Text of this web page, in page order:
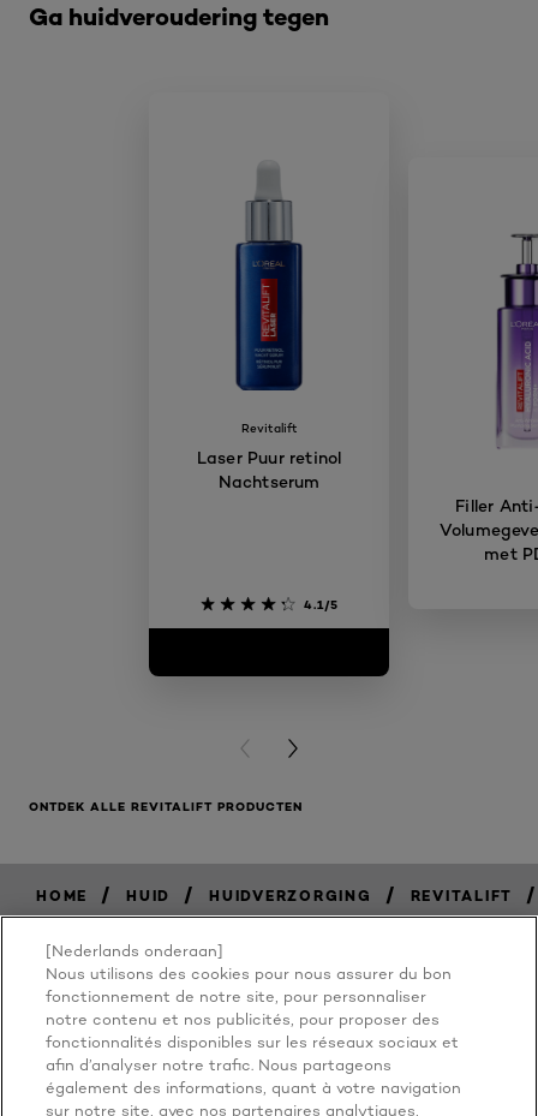
Ga huidveroudering tegen
Revitalift
Laser Puur retinol
Nachtserum
4.1/5
Filler
met
PREVIOUS CARD
NEXT CARD
ONTDEK ALLE REVITALIFT PRODUCTEN
HOME / HUID / HUIDVERZORGING / REVITALIFT /
BECAUSE
YOU'RE
[Nederlands onderaan]
Nous utilisons des cookies pour nous assurer du bon
fonctionnement de notre site, pour personnaliser
notre contenu et nos publicités, pour proposer des
fonctionnalités disponibles sur les réseaux sociaux et
afin d’analyser notre trafic. Nous partageons
également des informations, quant à votre navigation
sur notre site, avec nos partenaires analytiques,